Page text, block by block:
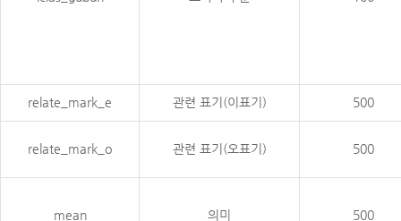
relate_mark_e 관련 표기(이표기) 500
relate_mark_o 관련 표기(오표기) 500
mean 의미 500